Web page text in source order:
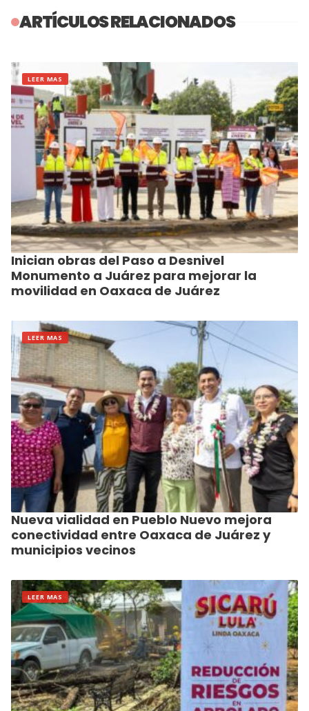
ARTÍCULOS RELACIONADOS
LEER MAS
Inician obras del Paso a Desnivel
Monumento a Juárez para mejorar la
movilidad en Oaxaca de Juárez
LEER MAS
Nueva vialidad en Pueblo Nuevo mejora
conectividad entre Oaxaca de Juárez y
municipios vecinos
LEER MAS